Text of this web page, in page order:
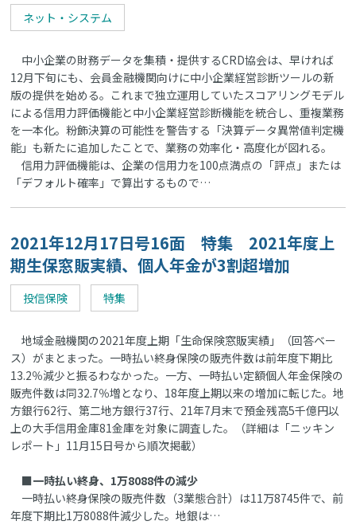
ネット・システム
中小企業の財務データを集積・提供するCRD協会は、早ければ
12月下旬にも、会員金融機関向けに中小企業経営診断ツールの新
版の提供を始める。これまで独立運用していたスコアリングモデル
による信用力評価機能と中小企業経営診断機能を統合し、重複業務
を一本化。粉飾決算の可能性を警告する「決算データ異常値判定機
能」も新たに追加したことで、業務の効率化・高度化が図れる。
信用力評価機能は、企業の信用力を100点満点の「評点」または
「デフォルト確率」で算出するもので…
2021年12月17日号16面 特集 2021年度上
期生保窓販実績、個人年金が3割超増加
投信保険 特集
地域金融機関の2021年度上期「生命保険窓販実績」（回答ベー
ス）がまとまった。一時払い終身保険の販売件数は前年度下期比
13.2％減少と振るわなかった。一方、一時払い定額個人年金保険の
販売件数は同32.7％増となり、18年度上期以来の増加に転じた。地
方銀行62行、第二地方銀行37行、21年7月末で預金残高5千億円以
上の大手信用金庫81金庫を対象に調査した。（詳細は「ニッキン
レポート」11月15日号から順次掲載）
■一時払い終身、1万8088件の減少
一時払い終身保険の販売件数（3業態合計）は11万8745件で、前
年度下期比1万8088件減少した。地銀は…